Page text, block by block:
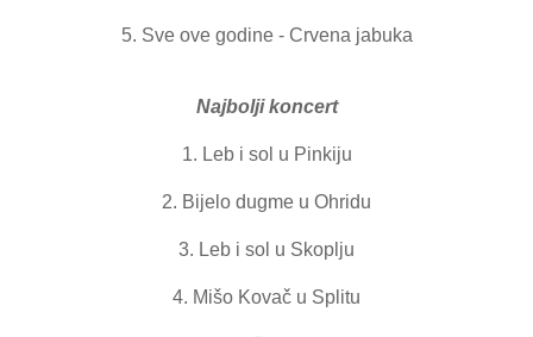
5. Sve ove godine - Crvena jabuka
Najbolji koncert
1. Leb i sol u Pinkiju
2. Bijelo dugme u Ohridu
3. Leb i sol u Skoplju
4. Mišo Kovač u Splitu